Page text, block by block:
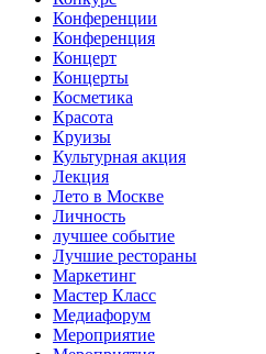
Конференции
Конференция
Концерт
Концерты
Косметика
Красота
Круизы
Культурная акция
Лекция
Лето в Москве
Личность
лучшее событие
Лучшие рестораны
Маркетинг
Мастер Класс
Медиафорум
Мероприятие